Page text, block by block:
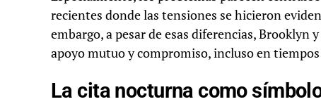
recientes donde las tensiones se hicieron
embargo, a pesar de esas diferencias,
apoyo mutuo y compromiso, incluso en
La cita nocturna como